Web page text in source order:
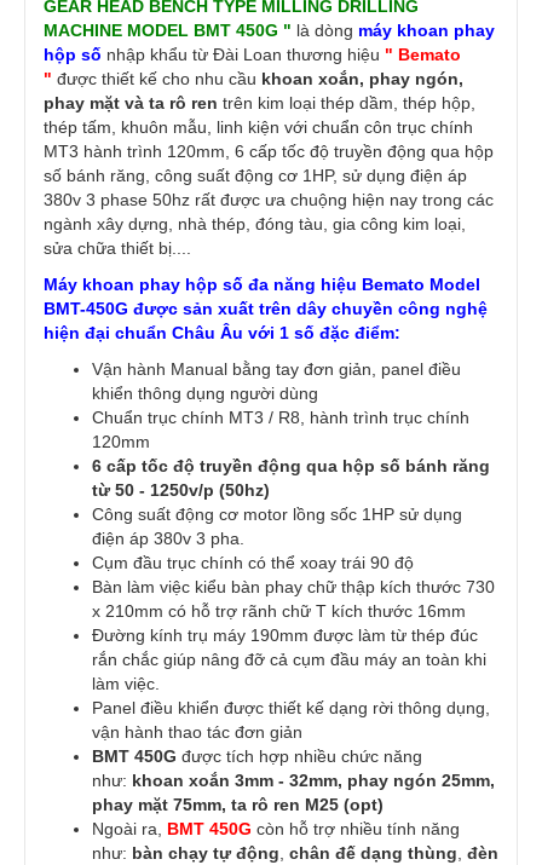
GEAR HEAD BENCH TYPE MILLING DRILLING
MACHINE MODEL BMT 450G " là dòng máy khoan phay
hộp số nhập khẩu từ Đài Loan thương hiệu " Bemato
" được thiết kế cho nhu cầu khoan xoắn, phay ngón,
phay mặt và ta rô ren trên kim loại thép dầm, thép hộp,
thép tấm, khuôn mẫu, linh kiện với chuẩn côn trục chính
MT3 hành trình 120mm, 6 cấp tốc độ truyền động qua hộp
số bánh răng, công suất động cơ 1HP, sử dụng điện áp
380v 3 phase 50hz rất được ưa chuộng hiện nay trong các
ngành xây dựng, nhà thép, đóng tàu, gia công kim loại,
sửa chữa thiết bị....
Máy khoan phay hộp số đa năng hiệu Bemato Model
BMT-450G được sản xuất trên dây chuyền công nghệ
hiện đại chuẩn Châu Âu với 1 số đặc điểm:
Vận hành Manual bằng tay đơn giản, panel điều
khiển thông dụng người dùng
Chuẩn trục chính MT3 / R8, hành trình trục chính
120mm
6 cấp tốc độ truyền động qua hộp số bánh răng
từ 50 - 1250v/p (50hz)
Công suất động cơ motor lồng sốc 1HP sử dụng
điện áp 380v 3 pha.
Cụm đầu trục chính có thể xoay trái 90 độ
Bàn làm việc kiểu bàn phay chữ thập kích thước 730
x 210mm có hỗ trợ rãnh chữ T kích thước 16mm
Đường kính trụ máy 190mm được làm từ thép đúc
rắn chắc giúp nâng đỡ cả cụm đầu máy an toàn khi
làm việc.
Panel điều khiển được thiết kế dạng rời thông dụng,
vận hành thao tác đơn giản
BMT 450G được tích hợp nhiều chức năng
như: khoan xoắn 3mm - 32mm, phay ngón 25mm,
phay mặt 75mm, ta rô ren M25 (opt)
Ngoài ra, BMT 450G còn hỗ trợ nhiều tính năng
như: bàn chạy tự động chân đế dạng thùng đèn